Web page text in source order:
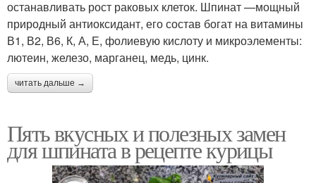
останавливать рост раковых клеток. Шпинат —мощный
природный антиоксидант, его состав богат на витамины
В1, В2, В6, К, А, Е, фолиевую кислоту и микроэлементы:
лютеин, железо, марганец, медь, цинк.
читать дальше →
Пять вкусных и полезных замен
для шпината в рецепте курицы